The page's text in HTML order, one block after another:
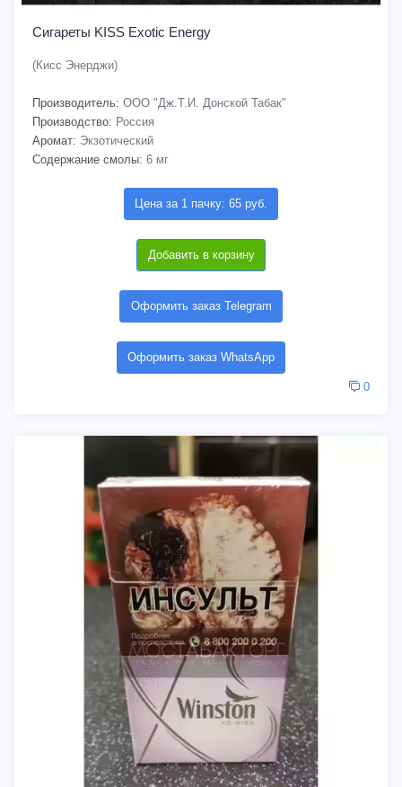
Сигареты KISS Exotic Energy
(Кисс Энерджи)
Производитель: ООО "Дж.Т.И. Донской Табак"
Производство: Россия
Аромат: Экзотический
Содержание смолы: 6 мг
Цена за 1 пачку: 65 руб.
Добавить в корзину
Оформить заказ Telegram
Оформить заказ WhatsApp
0